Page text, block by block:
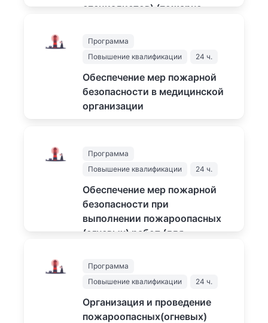
специалистов) (пожарно-
Подробнее...
Программа
Повышение квалификации
24 ч.
Обеспечение мер пожарной
безопасности в медицинской
организации
Программа
Повышение квалификации
24 ч.
Обеспечение мер пожарной
безопасности при
выполнении пожароопасных
(огневых) работ (для
профессий)
Подробнее...
1500
Программа
Повышение квалификации
24 ч.
Организация и проведение
пожароопасных(огневых)